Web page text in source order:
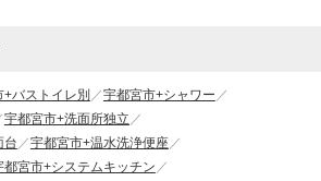
+バストイレ別
宇都宮市+シャワー
宇都宮市+洗面所独立
台
宇都宮市+温水洗浄便座
都宮市+システムキッチン